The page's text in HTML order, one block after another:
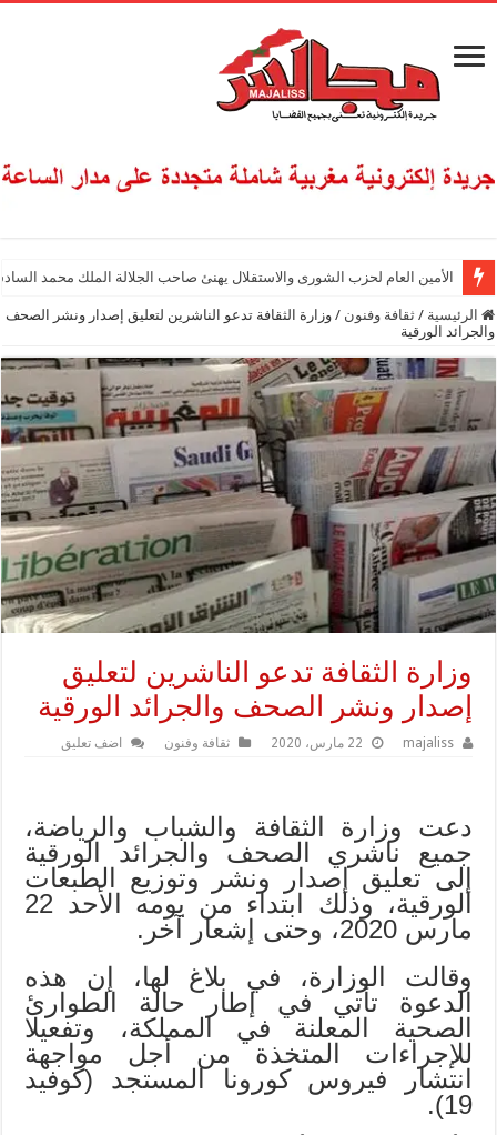
الأمين العام لحزب الشورى والاستقلال يهنئ صاحب الجلالة الملك محمد
الرئيسية / ثقافة وفنون / وزارة الثقافة تدعو الناشرين لتعليق إصدار ونشر الصحف
والجرائد الورقية
وزارة الثقافة تدعو الناشرين لتعليق
إصدار ونشر الصحف والجرائد الورقية
majaliss 22 مارس، 2020 ثقافة وفنون اضف تعليق
دعت وزارة الثقافة والشباب والرياضة،
جميع ناشري الصحف والجرائد الورقية
إلى تعليق إصدار ونشر وتوزيع الطبعات
الورقية، وذلك ابتداء من يومه الأحد 22
مارس 2020، وحتى إشعار آخر.
وقالت الوزارة، في بلاغ لها، إن هذه
الدعوة تأتي في إطار حالة الطوارئ
الصحية المعلنة في المملكة، وتفعيلا
للإجراءات المتخذة من أجل مواجهة
انتشار فيروس كورونا المستجد (كوفيد
19).